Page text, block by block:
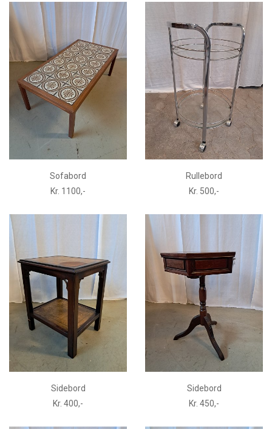
Sofabord
Kr. 1100,-
Rullebord
Kr. 500,-
Sidebord
Kr. 400,-
Sidebord
Kr. 450,-